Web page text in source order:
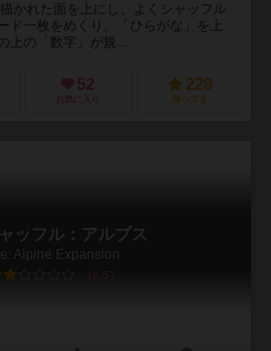
かれた面を上にし、よくシャッフル
ド一枚をめくり、「ひらがな」を上
上の「数字」が規...
52
お気に入り
229
持ってる
ッフル：アルプス
Alpine Expansion
6.5